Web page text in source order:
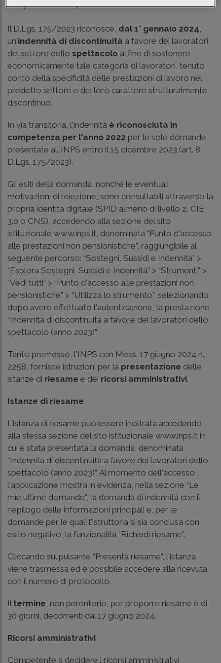
Il D.Lgs. 175/2023 riconosce, dal 1° gennaio 2024
un'indennità di discontinuità a favore dei lavoratori
del settore dello spettacolo al fine di sostenere
economicamente tale categoria di lavoratori, tenuto
conto della specificità delle prestazioni di lavoro nel
predetto settore e del loro carattere strutturalmente
discontinuo.
In via transitoria, l'indennità è riconosciuta in
competenza per l'anno 2022 per le sole domande
presentate all'INPS entro il 15 dicembre 2023 (art. 8
D.Lgs. 175/2023).
Gli esiti della domanda, nonché le eventuali
motivazioni di reiezione, sono consultabili attraverso la
propria identità digitale (SPID almeno di livello 2, CIE
3.0 o CNS), accedendo alla sezione del sito
istituzionale www.inps.it, denominata “Punto d'accesso
alle prestazioni non pensionistiche”, raggiungibile al
seguente percorso: “Sostegni, Sussidi e Indennità” >
“Esplora Sostegni, Sussidi e Indennità” > “Strumenti” >
“Vedi tutti” > “Punto d'accesso alle prestazioni non
pensionistiche” > “Utilizza lo strumento”, selezionando,
dopo avere effettuato l'autenticazione, la prestazione
“Indennità di discontinuità a favore dei lavoratori dello
spettacolo (anno 2023)”.
Tanto premesso, l'INPS con Mess. 17 giugno 2024 n.
2258, fornisce istruzioni per la presentazione delle
istanze di riesame e dei ricorsi amministrativi.
Istanze di riesame
L'istanza di riesame può essere inoltrata accedendo
alla stessa sezione del sito istituzionale www.inps.it in
cui è stata presentata la domanda, denominata
“Indennità di discontinuità a favore dei lavoratori dello
spettacolo (anno 2023)”. Al momento dell'accesso,
l'applicazione mostra in evidenza, nella sezione “Le
mie ultime domande”, la domanda di indennità con il
riepilogo delle informazioni principali e, per le
domande per le quali l'istruttoria si sia conclusa con
esito negativo, la funzionalità “Richiedi riesame”.
Cliccando sul pulsante “Presenta riesame”, l'istanza
viene trasmessa ed è possibile accedere alla ricevuta
con il numero di protocollo.
Il termine , non perentorio, per proporre riesame è di
30 giorni, decorrenti dal 17 giugno 2024.
Ricorsi amministrativi
Competente a decidere i ricorsi amministrativi